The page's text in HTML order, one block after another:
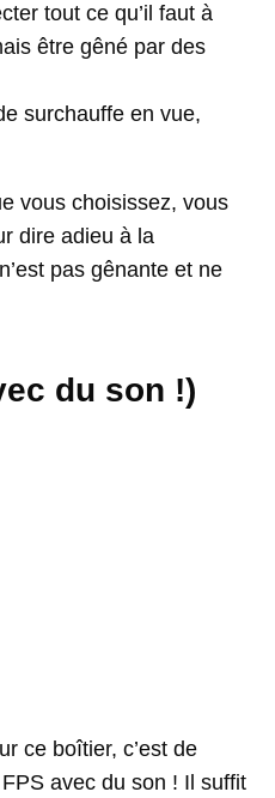
tout ce qu’il faut à
être gêné par des
surchauffe en vue,
vous choisissez, vous
dire adieu à la
pas gênante et ne
du son !)
ce boîtier, c’est de
avec du son ! Il suffit